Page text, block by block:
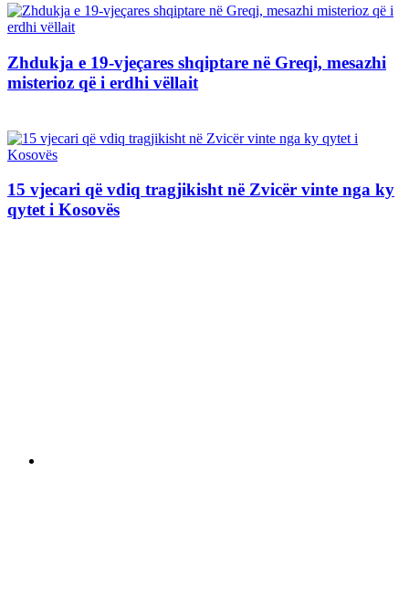
Zhdukja e 19-vjeçares shqiptare në Greqi, mesazhi
misterioz që i erdhi vëllait
15 vjecari që vdiq tragjikisht në Zvicër vinte nga ky
qytet i Kosovës